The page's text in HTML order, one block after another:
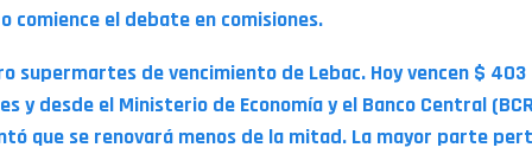
comience el debate en comisiones.
supermartes de vencimiento de Lebac. Hoy vencen $ 403
y desde el Ministerio de Economía y el Banco Central
que se renovará menos de la mitad. La mayor parte